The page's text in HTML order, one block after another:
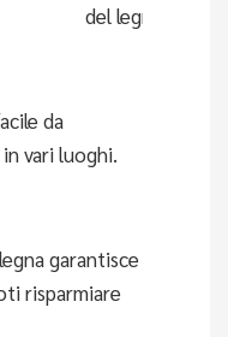
del legno.
da
vari luoghi.
garantisce
risparmiare